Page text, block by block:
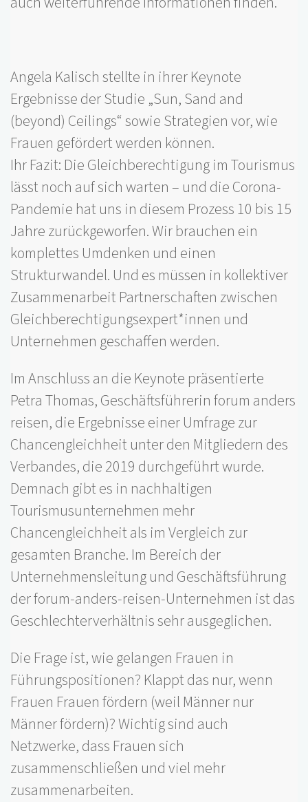
Angela Kalisch stellte in ihrer Keynote
Ergebnisse der Studie „Sun, Sand and
(beyond) Ceilings“ sowie Strategien vor, wie
Frauen gefördert werden können.
Ihr Fazit: Die Gleichberechtigung im Tourismus
lässt noch auf sich warten – und die Corona-
Pandemie hat uns in diesem Prozess 10 bis 15
Jahre zurückgeworfen. Wir brauchen ein
komplettes Umdenken und einen
Strukturwandel. Und es müssen in kollektiver
Zusammenarbeit Partnerschaften zwischen
Gleichberechtigungsexpert*innen und
Unternehmen geschaffen werden.
Im Anschluss an die Keynote präsentierte
Petra Thomas, Geschäftsführerin forum anders
reisen, die Ergebnisse einer Umfrage zur
Chancengleichheit unter den Mitgliedern des
Verbandes, die 2019 durchgeführt wurde.
Demnach gibt es in nachhaltigen
Tourismusunternehmen mehr
Chancengleichheit als im Vergleich zur
gesamten Branche. Im Bereich der
Unternehmensleitung und Geschäftsführung
der forum-anders-reisen-Unternehmen ist das
Geschlechterverhältnis sehr ausgeglichen.
Die Frage ist, wie gelangen Frauen in
Führungspositionen? Klappt das nur, wenn
Frauen Frauen fördern (weil Männer nur
Männer fördern)? Wichtig sind auch
Netzwerke, dass Frauen sich
zusammenschließen und viel mehr
zusammenarbeiten.